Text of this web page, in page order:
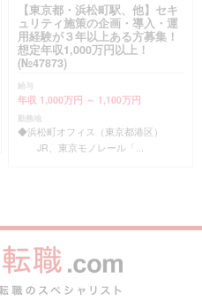
【東京都・浜松町駅、他】セキ
ュリティ施策の企画・導入・運
用経験が３年以上ある方募集！
想定年収1,000万円以上！
(№47873)
給与
年収 1,000万円 ～ 1,100万円
勤務地
◆浜松町オフィス（東京都港区）
JR、東京モノレール「...